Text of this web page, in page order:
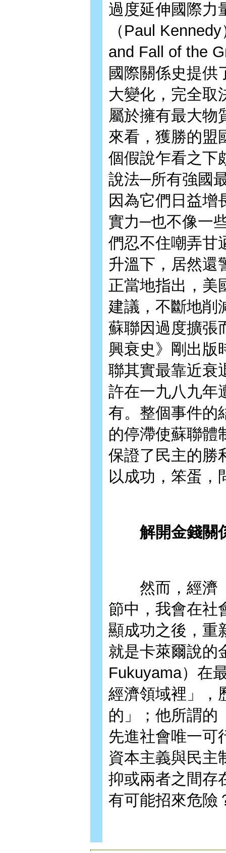
過度延伸國際力
（Paul
and Fall of the
國際關係史提供
大變化，完全
屬於擁有最大物
來看，獲勝的盟
個假說乍看之下
說法─所有強國
因為它們日益增
實力─也不像一
們忍不住嘲弄甘
升溫下，居然還
正當地指出，美
建議，不斷地削
蘇聯因過度擴張
興衰史》剛出版
聯其實最靠近衰
許在一九八九年
有。整個事件的
的停滯使蘇聯體
保證了民主的勝
以成功，笨蛋，
解開金錢關
然而，經濟「
節中，我會在社
顯成功之後，重
就是卡萊爾說的
Fukuyama）在
經濟領域裡」，
的」；他所謂的
先進社會唯一可
資本主義與民主
抑或兩者之間存
有可能招來危險